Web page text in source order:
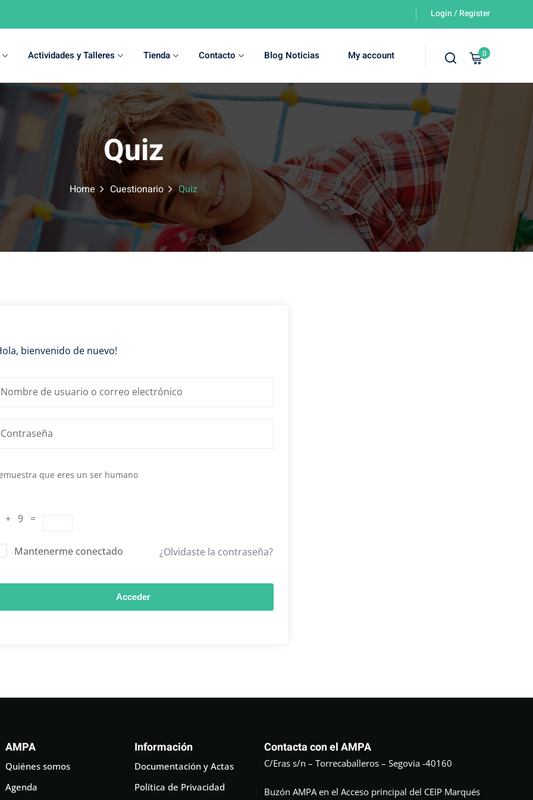
Login / Register
Actividades y Talleres Tienda Contacto Blog Noticias My account 0
Quiz
Home Cuestionario Quiz
bienvenido de nuevo!
que eres un ser humano
+ 9 =
Mantenerme conectado ¿Olvidaste la contraseña?
Acceder
AMPA
Quiénes somos
Agenda
Información
Documentación y Actas
Política de Privacidad
Contacta con el AMPA
C/Eras s/n – Torrecaballeros – Segovia -40160
Buzón AMPA en el Acceso principal del CEIP Marqués
Sign in Sign up
Sign in
Don’t have an account? Sign up